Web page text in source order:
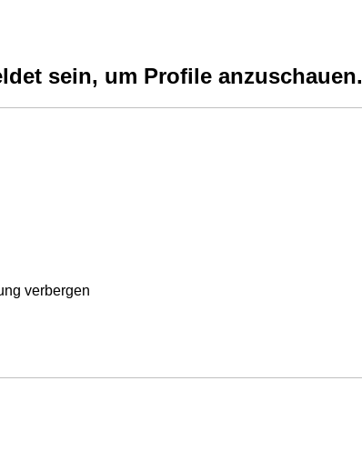
sein, um Profile anzuschauen.
verbergen